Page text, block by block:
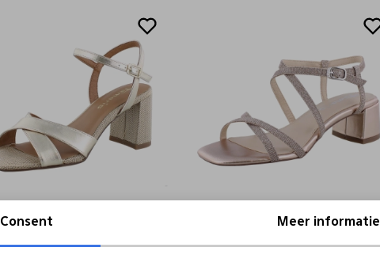
44 goud 1-28204-42 rose
Consent Meer informatie